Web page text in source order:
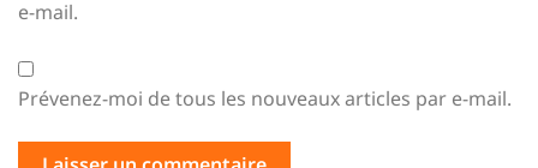
e-mail.
Prévenez-moi de tous les nouveaux articles par e-mail.